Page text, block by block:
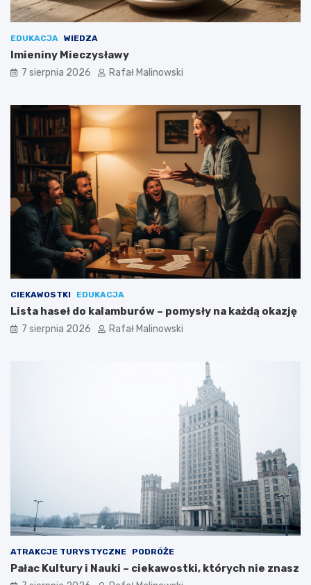
EDUKACJA WIEDZA
Imieniny Mieczysławy
7 sierpnia 2026 Rafał Malinowski
CIEKAWOSTKI EDUKACJA
Lista haseł do kalamburów – pomysły na każdą okazję
7 sierpnia 2026 Rafał Malinowski
ATRAKCJE TURYSTYCZNE PODRÓŻE
Pałac Kultury i Nauki – ciekawostki, których nie znasz